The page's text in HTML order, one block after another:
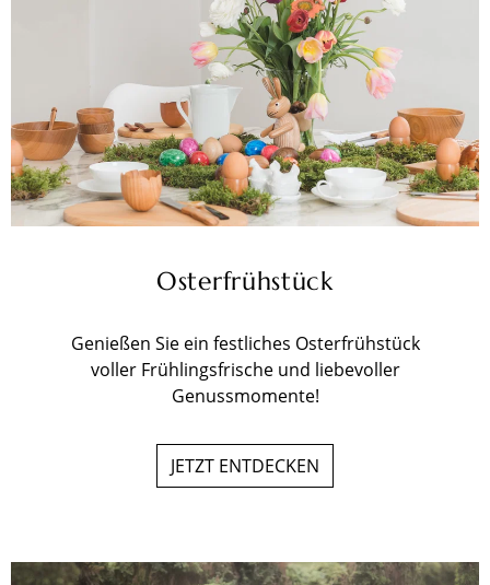
Osterfrühstück
Genießen Sie ein festliches Osterfrühstück
voller Frühlingsfrische und liebevoller
Genussmomente!
JETZT ENTDECKEN